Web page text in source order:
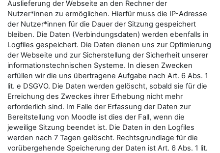
Auslieferung der Webseite an den Rechner der
Nutzer*innen zu ermöglichen. Hierfür muss die IP-Adresse
der Nutzer*innen für die Dauer der Sitzung gespeichert
bleiben. Die Daten (Verbindungsdaten) werden ebenfalls in
Logfiles gespeichert. Die Daten dienen uns zur Optimierung
der Webseite und zur Sicherstellung der Sicherheit unserer
informationstechnischen Systeme. In diesen Zwecken
erfüllen wir die uns übertragene Aufgabe nach Art. 6 Abs. 1
lit. e DSGVO. Die Daten werden gelöscht, sobald sie für die
Erreichung des Zweckes ihrer Erhebung nicht mehr
erforderlich sind. Im Falle der Erfassung der Daten zur
Bereitstellung von Moodle ist dies der Fall, wenn die
jeweilige Sitzung beendet ist. Die Daten in den Logfiles
werden nach 7 Tagen gelöscht. Rechtsgrundlage für die
vorübergehende Speicherung der Daten ist Art. 6 Abs. 1 lit.